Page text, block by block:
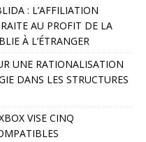
: L’AFFILIATION
AU PROFIT DE LA
À L’ÉTRANGER
UNE RATIONALISATION
DANS LES STRUCTURES
VISE CINQ